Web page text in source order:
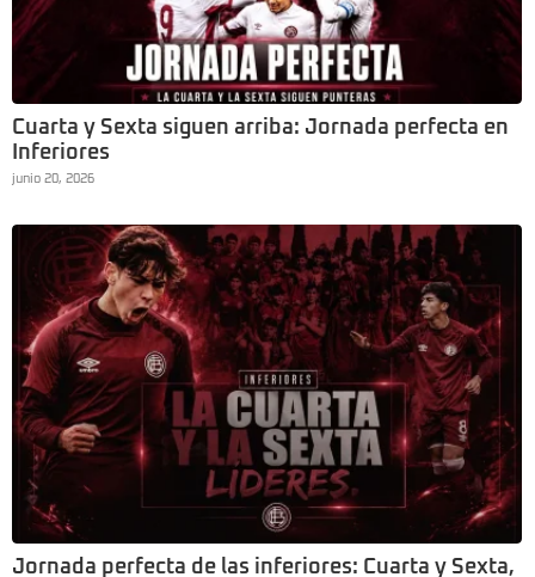
Cuarta y Sexta siguen arriba: Jornada perfecta en
Inferiores
junio 20, 2026
Jornada perfecta de las inferiores: Cuarta y Sexta,